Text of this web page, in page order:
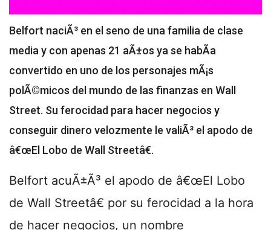
Belfort naciÃ³ en el seno de una familia de clase
media y con apenas 21 aÃ±os ya se habÃ­a
convertido en uno de los personajes mÃ¡s
polÃ©micos del mundo de las finanzas en Wall
Street. Su ferocidad para hacer negocios y
conseguir dinero velozmente le valiÃ³ el apodo de
â€œEl Lobo de Wall Streetâ€.
Belfort acuÃ±Ã³ el apodo de â€œEl Lobo
de Wall Streetâ€ por su ferocidad a la hora
de hacer negocios, un nombre